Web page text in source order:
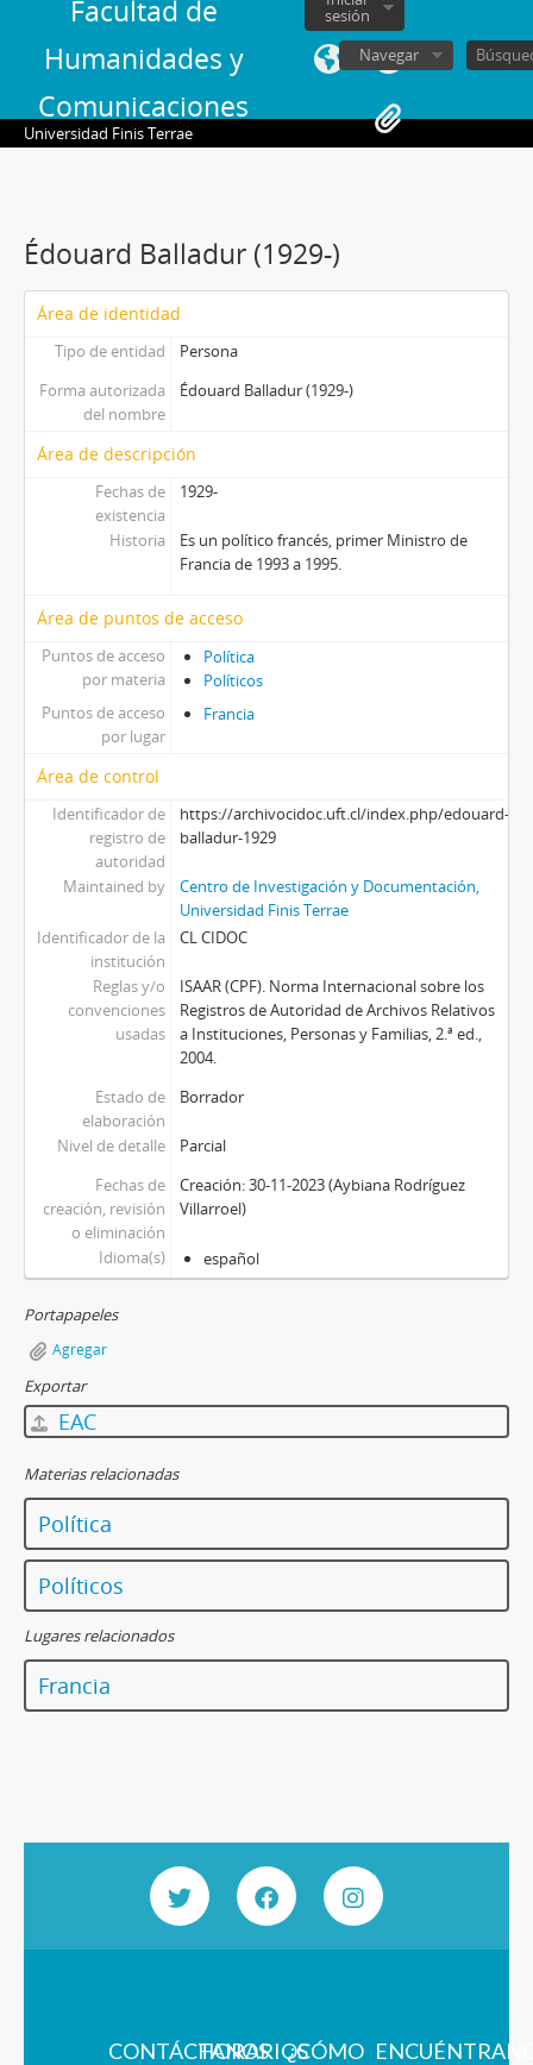
Facultad de
Humanidades y
Comunicaciones
sesión
Navegar
Universidad Finis Terrae
Édouard Balladur (1929-)
Área de identidad
Tipo de entidad
Persona
Forma autorizada
del nombre
Édouard Balladur (1929-)
Área de descripción
Fechas de
existencia
1929-
Historia
Es un político francés, primer Ministro de
Francia de 1993 a 1995.
Área de puntos de acceso
Puntos de acceso
por materia
Política
Políticos
Puntos de acceso
por lugar
Francia
Área de control
Identificador de
registro de
autoridad
https://archivocidoc.uft.cl/index.php/edouard-
balladur-1929
Maintained by
Centro de Investigación y Documentación,
Universidad Finis Terrae
Identificador de la
institución
CL CIDOC
Reglas y/o
convenciones
usadas
ISAAR (CPF). Norma Internacional sobre los
Registros de Autoridad de Archivos Relativos
a Instituciones, Personas y Familias, 2.ª ed.,
2004.
Estado de
elaboración
Borrador
Nivel de detalle
Parcial
Fechas de
creación, revisión
o eliminación
Creación: 30-11-2023 (Aybiana Rodríguez
Villarroel)
Idioma(s) español
Portapapeles
Agregar
Exportar
EAC
Materias relacionadas
Política
Políticos
Lugares relacionados
Francia
CONTÁCTANOS
HORARIOS¿CÓMO